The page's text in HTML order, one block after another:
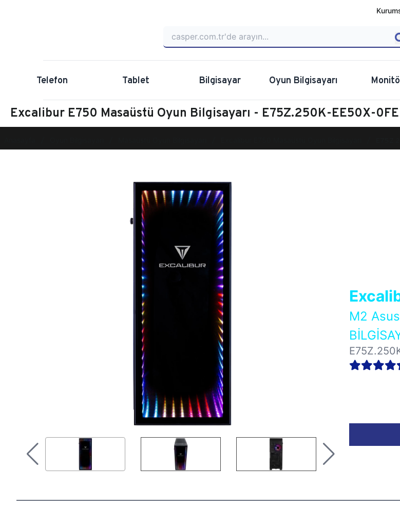
Telefon Tablet Bilgisayar Oyun Bilgisayarı
Excalibur E750 Masaüstü Oyun Bilgisayarı - E75Z.250K-EE50X-0FE
M2